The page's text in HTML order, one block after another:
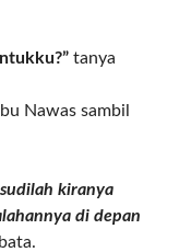
tanya
Nawas sambil
kiranya
di depan